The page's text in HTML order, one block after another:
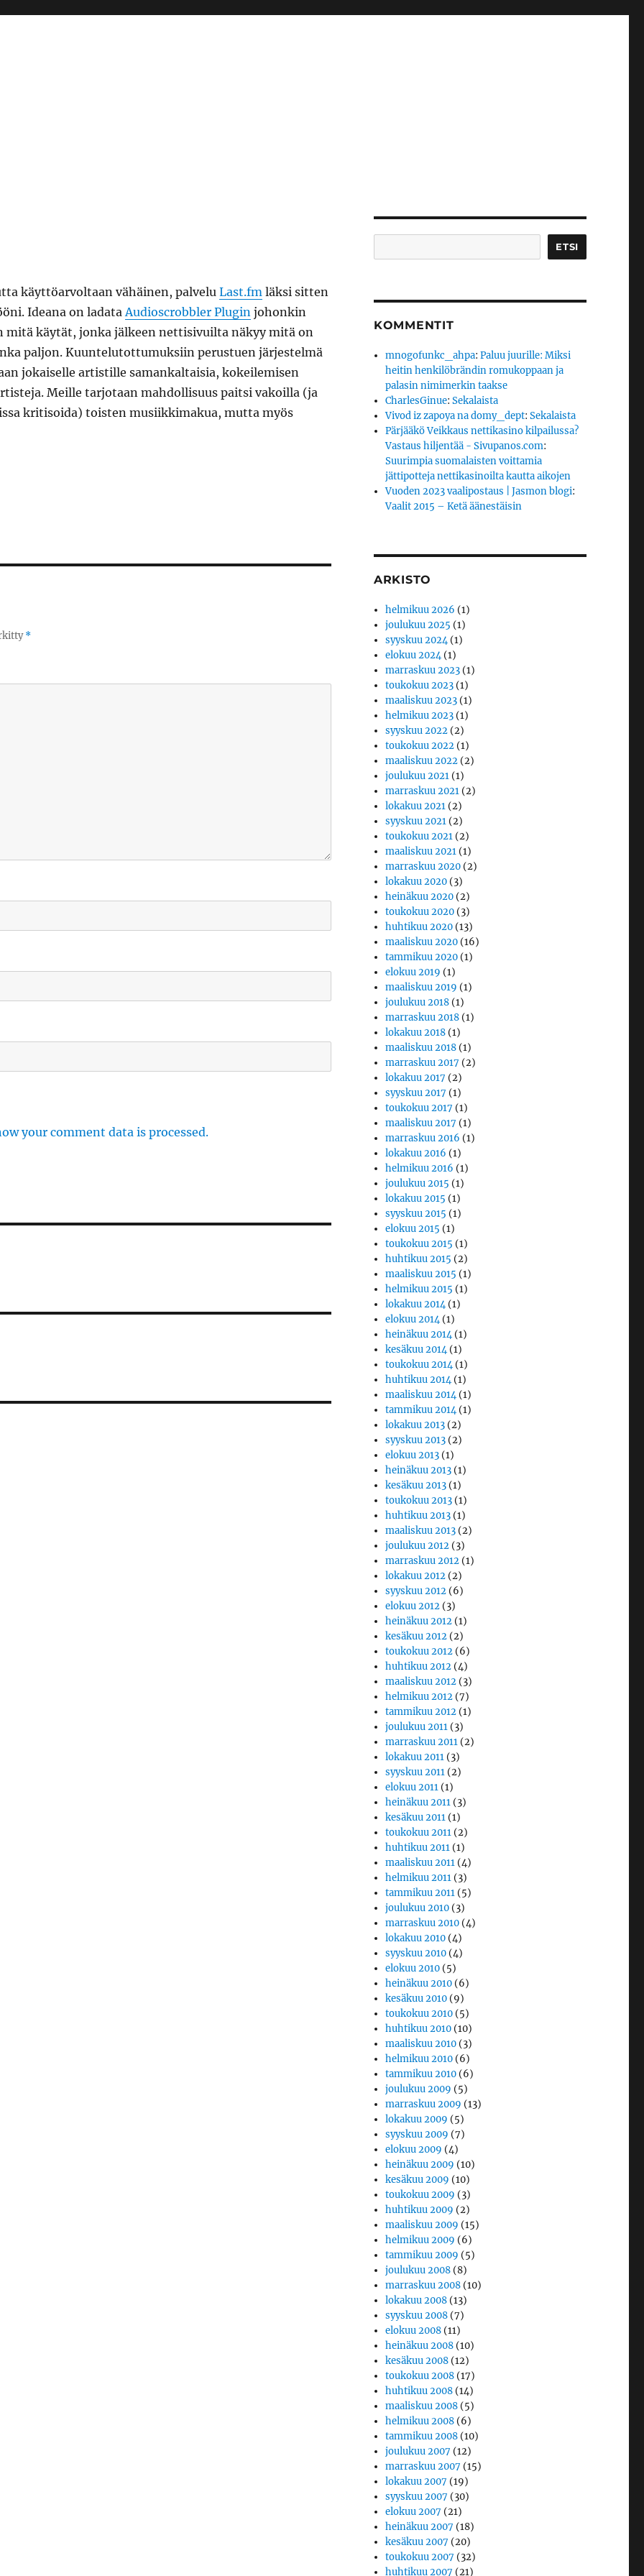
käyttöarvoltaan vähäinen, palvelu Last.fmläksi sitten
Ideana on ladataAudioscrobbler Pluginjohonkin
mitä käytät, jonka jälkeen nettisivuilta näkyy mitä on
paljon. Kuuntelutottumuksiin perustuen järjestelmä
jokaiselle artistille samankaltaisia, kokeilemisen
Meille tarjotaan mahdollisuus paitsi vakoilla (ja
kritisoida) toisten musiikkimakua, mutta myös
*
your comment data is processed.
ETSI
KOMMENTIT
mnogofunkc_ahpa:Paluu juurille: Miksi
heitin henkilöbrändin romukoppaan ja
palasin nimimerkin taakse
CharlesGinue:Sekalaista
Vivod iz zapoya na domy_dept:Sekalaista
Pärjääkö Veikkaus nettikasino kilpailussa?
Vastaus hiljentää - Sivupanos.com:
Suurimpia suomalaisten voittamia
jättipotteja nettikasinoilta kautta aikojen
Vuoden 2023 vaalipostaus | Jasmon blogi:
Vaalit 2015 – Ketä äänestäisin
ARKISTO
helmikuu 2026 (1)
joulukuu 2025 (1)
syyskuu 2024(1)
elokuu 2024(1)
marraskuu 2023 (1)
toukokuu 2023 (1)
maaliskuu 2023 (1)
helmikuu 2023 (1)
syyskuu 2022 (2)
toukokuu 2022 (1)
maaliskuu 2022 (2)
joulukuu 2021 (1)
marraskuu 2021 (2)
lokakuu 2021 (2)
syyskuu 2021 (2)
toukokuu 2021 (2)
maaliskuu 2021 (1)
marraskuu 2020 (2)
lokakuu 2020 (3)
heinäkuu 2020 (2)
toukokuu 2020 (3)
huhtikuu 2020 (13)
maaliskuu 2020 (16)
tammikuu 2020 (1)
elokuu 2019 (1)
maaliskuu 2019 (1)
joulukuu 2018 (1)
marraskuu 2018 (1)
lokakuu 2018 (1)
maaliskuu 2018 (1)
marraskuu 2017 (2)
lokakuu 2017 (2)
syyskuu 2017 (1)
toukokuu 2017 (1)
maaliskuu 2017 (1)
marraskuu 2016 (1)
lokakuu 2016 (1)
helmikuu 2016 (1)
joulukuu 2015 (1)
lokakuu 2015 (1)
syyskuu 2015 (1)
elokuu 2015 (1)
toukokuu 2015 (1)
huhtikuu 2015 (2)
maaliskuu 2015 (1)
helmikuu 2015 (1)
lokakuu 2014(1)
elokuu 2014(1)
heinäkuu 2014(1)
kesäkuu 2014(1)
toukokuu 2014(1)
huhtikuu 2014(1)
maaliskuu 2014(1)
tammikuu 2014(1)
lokakuu 2013 (2)
syyskuu 2013 (2)
elokuu 2013 (1)
heinäkuu 2013 (1)
kesäkuu 2013 (1)
toukokuu 2013 (1)
huhtikuu 2013 (1)
maaliskuu 2013 (2)
joulukuu 2012 (3)
marraskuu 2012 (1)
lokakuu 2012 (2)
syyskuu 2012 (6)
elokuu 2012 (3)
heinäkuu 2012 (1)
kesäkuu 2012 (2)
toukokuu 2012 (6)
huhtikuu 2012 (4)
maaliskuu 2012 (3)
helmikuu 2012 (7)
tammikuu 2012 (1)
joulukuu 2011 (3)
marraskuu 2011 (2)
lokakuu 2011 (3)
syyskuu 2011 (2)
elokuu 2011 (1)
heinäkuu 2011 (3)
kesäkuu 2011 (1)
toukokuu 2011 (2)
huhtikuu 2011 (1)
maaliskuu 2011 (4)
helmikuu 2011 (3)
tammikuu 2011 (5)
joulukuu 2010 (3)
marraskuu 2010 (4)
lokakuu 2010 (4)
syyskuu 2010 (4)
elokuu 2010 (5)
heinäkuu 2010 (6)
kesäkuu 2010 (9)
toukokuu 2010 (5)
huhtikuu 2010 (10)
maaliskuu 2010 (3)
helmikuu 2010 (6)
tammikuu 2010 (6)
joulukuu 2009 (5)
marraskuu 2009 (13)
lokakuu 2009 (5)
syyskuu 2009 (7)
elokuu 2009 (4)
heinäkuu 2009 (10)
kesäkuu 2009 (10)
toukokuu 2009 (3)
huhtikuu 2009 (2)
maaliskuu 2009 (15)
helmikuu 2009 (6)
tammikuu 2009 (5)
joulukuu 2008 (8)
marraskuu 2008 (10)
lokakuu 2008 (13)
syyskuu 2008 (7)
elokuu 2008 (11)
heinäkuu 2008 (10)
kesäkuu 2008 (12)
toukokuu 2008 (17)
huhtikuu 2008 (14)
maaliskuu 2008 (5)
helmikuu 2008 (6)
tammikuu 2008 (10)
joulukuu 2007 (12)
marraskuu 2007 (15)
lokakuu 2007 (19)
syyskuu 2007 (30)
elokuu 2007 (21)
heinäkuu 2007 (18)
kesäkuu 2007 (20)
toukokuu 2007 (32)
huhtikuu 2007 (21)